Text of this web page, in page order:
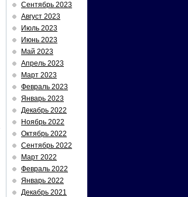
Сентябрь 2023
Август 2023
Июль 2023
Июнь 2023
Май 2023
Апрель 2023
Март 2023
Февраль 2023
Январь 2023
Декабрь 2022
Ноябрь 2022
Октябрь 2022
Сентябрь 2022
Март 2022
Февраль 2022
Январь 2022
Декабрь 2021